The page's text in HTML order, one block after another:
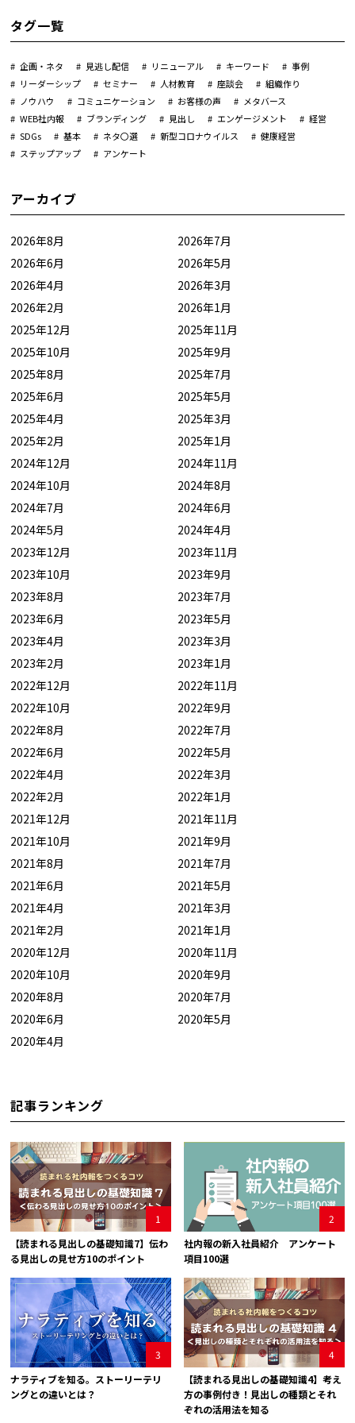
タグ一覧
企画・ネタ 見逃し配信 リニューアル キーワード
事例
リーダーシップ
セミナー 人材教育 座談会
組織作り
ノウハウ
コミュニケーション お客様の声
メタバース
WEB社内報
ブランディング 見出し エンゲージメント
経営
SDGs
基本 ネタ〇選 新型コロナウイルス
健康経営
ステップアップ
アンケート
アーカイブ
2026年8月
2026年7月
2026年6月
2026年5月
2026年4月
2026年3月
2026年2月
2026年1月
2025年12月
2025年11月
2025年10月
2025年9月
2025年8月
2025年7月
2025年6月
2025年5月
2025年4月
2025年3月
2025年2月
2025年1月
2024年12月
2024年11月
2024年10月
2024年8月
2024年7月
2024年6月
2024年5月
2024年4月
2023年12月
2023年11月
2023年10月
2023年9月
2023年8月
2023年7月
2023年6月
2023年5月
2023年4月
2023年3月
2023年2月
2023年1月
2022年12月
2022年11月
2022年10月
2022年9月
2022年8月
2022年7月
2022年6月
2022年5月
2022年4月
2022年3月
2022年2月
2022年1月
2021年12月
2021年11月
2021年10月
2021年9月
2021年8月
2021年7月
2021年6月
2021年5月
2021年4月
2021年3月
2021年2月
2021年1月
2020年12月
2020年11月
2020年10月
2020年9月
2020年8月
2020年7月
2020年6月
2020年5月
2020年4月
記事ランキング
1
【読まれる見出しの基礎知識7】伝わ
る見出しの見せ方10のポイント
2
社内報の新入社員紹介 アンケート
項目100選
3
ナラティブを知る。ストーリーテリ
ングとの違いとは？
4
【読まれる見出しの基礎知識4】考え
方の事例付き！見出しの種類とそれ
ぞれの活用法を知る